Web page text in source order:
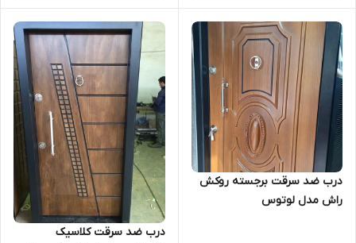
درب ضد سرقت برجسته روکش
راش مدل لوتوس
درب ضد سرقت کلاسیک